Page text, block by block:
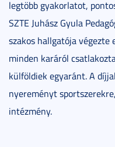
legtöbb gyakorlatot,
SZTE Juhász Gyula
szakos hallgatója végezte
minden karáról
külföldiek egyaránt. A
nyereményt
intézmény.